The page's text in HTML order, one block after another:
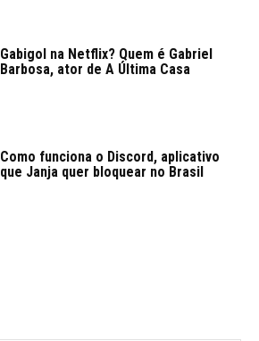
Gabigol na Netflix? Quem é Gabriel
Barbosa, ator de A Última Casa
Como funciona o Discord, aplicativo
que Janja quer bloquear no Brasil